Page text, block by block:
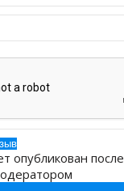
опубликован после